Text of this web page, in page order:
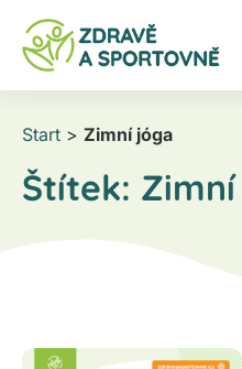
Start > Zimní jóga
Štítek: